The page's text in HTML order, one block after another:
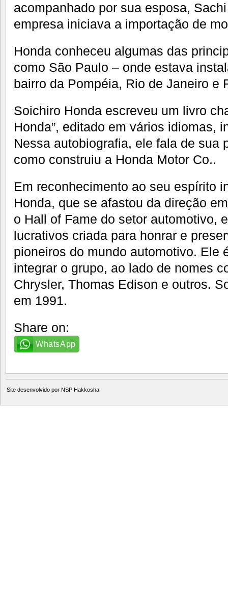
acompanhado por sua esposa,
empresa iniciava a importação de
Honda conheceu algumas das
como São Paulo – onde estava
bairro da Pompéia, Rio de Janeiro e
Soichiro Honda escreveu um livro
Honda”, editado em vários idiomas,
Nessa autobiografia, ele fala de sua
como construiu a Honda Motor Co..
Em reconhecimento ao seu espírito
Honda, que se afastou da direção
o Hall of Fame do setor automotivo,
lucrativos criada para honrar e
pioneiros do mundo automotivo. Ele
integrar o grupo, ao lado de nomes
Chrysler, Thomas Edison e outros.
em 1991.
Share on:
WhatsApp
Site desenvolvido por NSP Hakkosha